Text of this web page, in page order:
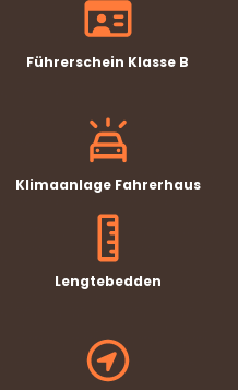
Führerschein Klasse B
Klimaanlage Fahrerhaus
Lengtebedden